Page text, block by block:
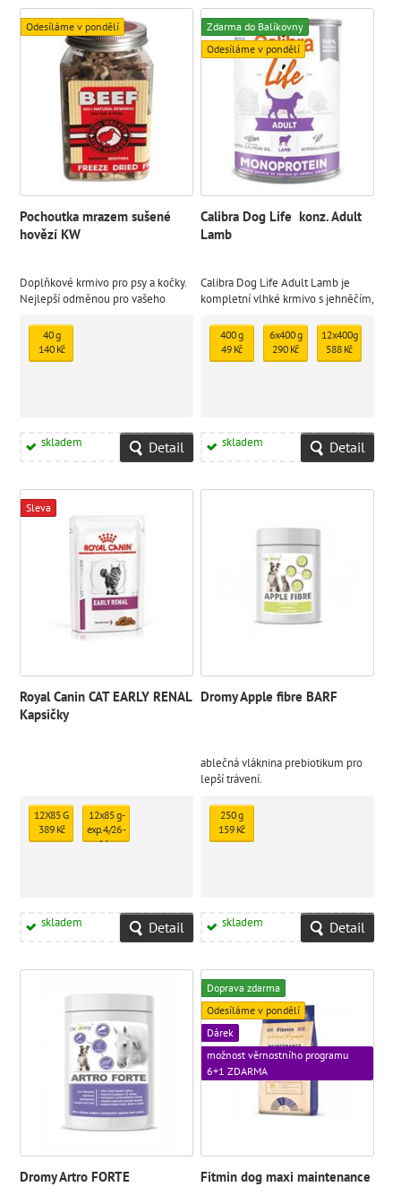
Odesíláme v pondělí
Pochoutka mrazem sušené
hovězí KW
Doplňkové krmivo pro psy a kočky.
Nejlepší odměnou pro vašeho
mrazem sušený pamlsek
40 g
140 Kč
skladem Detail
Zdarma do Balíkovny
Odesíláme v pondělí
Calibra Dog Life konz. Adult
Lamb
Calibra Dog Life Adult Lamb je
kompletní vlhké krmivo s jehněčím,
Monoproteinová receptura je bez
lepku a je sestavena z omezeného
počtu ingrediencí ze 100%
400 g
49 Kč
6x400 g
290 Kč
12x400g
588 Kč
skladem Detail
Sleva
Royal Canin CAT EARLY RENAL
Kapsičky
12X85 G
389 Kč
12x85 g -
exp. 4/26 -
1 ks
skladem Detail
Dromy Apple fibre BARF
ablečná vláknina prebiotikum pro
lepší trávení.
250 g
159 Kč
skladem Detail
Dromy Artro FORTE
Doprava zdarma
Odesíláme v pondělí
Dárek
možnost věrnostního programu
6+1 ZDARMA
Fitmin dog maxi maintenance